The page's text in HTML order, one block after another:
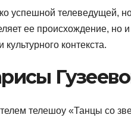
успешной телеведущей,
ее происхождение, но
контекста.
телешоу «Танцы со